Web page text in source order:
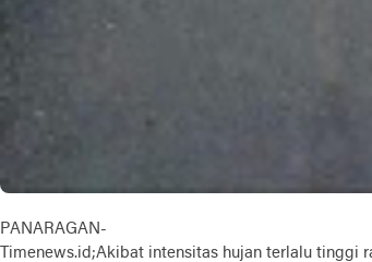
PANARAGAN-
Timenews.id;Akibat intensitas hujan terlalu tinggi